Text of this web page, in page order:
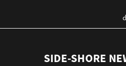
SIDE-SHORE